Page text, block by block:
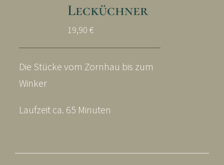
Lecküchner
19,90 €
Die Stücke vom Zornhau bis zum
Winker
Laufzeit ca. 65 Minuten